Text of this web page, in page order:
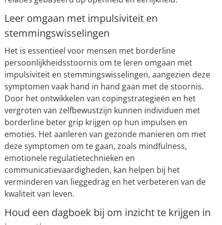
Leer omgaan met impulsiviteit en
stemmingswisselingen
Het is essentieel voor mensen met borderline
persoonlijkheidsstoornis om te leren omgaan met
impulsiviteit en stemmingswisselingen, aangezien deze
symptomen vaak hand in hand gaan met de stoornis.
Door het ontwikkelen van copingstrategieën en het
vergroten van zelfbewustzijn kunnen individuen met
borderline beter grip krijgen op hun impulsen en
emoties. Het aanleren van gezonde manieren om met
deze symptomen om te gaan, zoals mindfulness,
emotionele regulatietechnieken en
communicatievaardigheden, kan helpen bij het
verminderen van lieggedrag en het verbeteren van de
kwaliteit van leven.
Houd een dagboek bij om inzicht te krijgen in